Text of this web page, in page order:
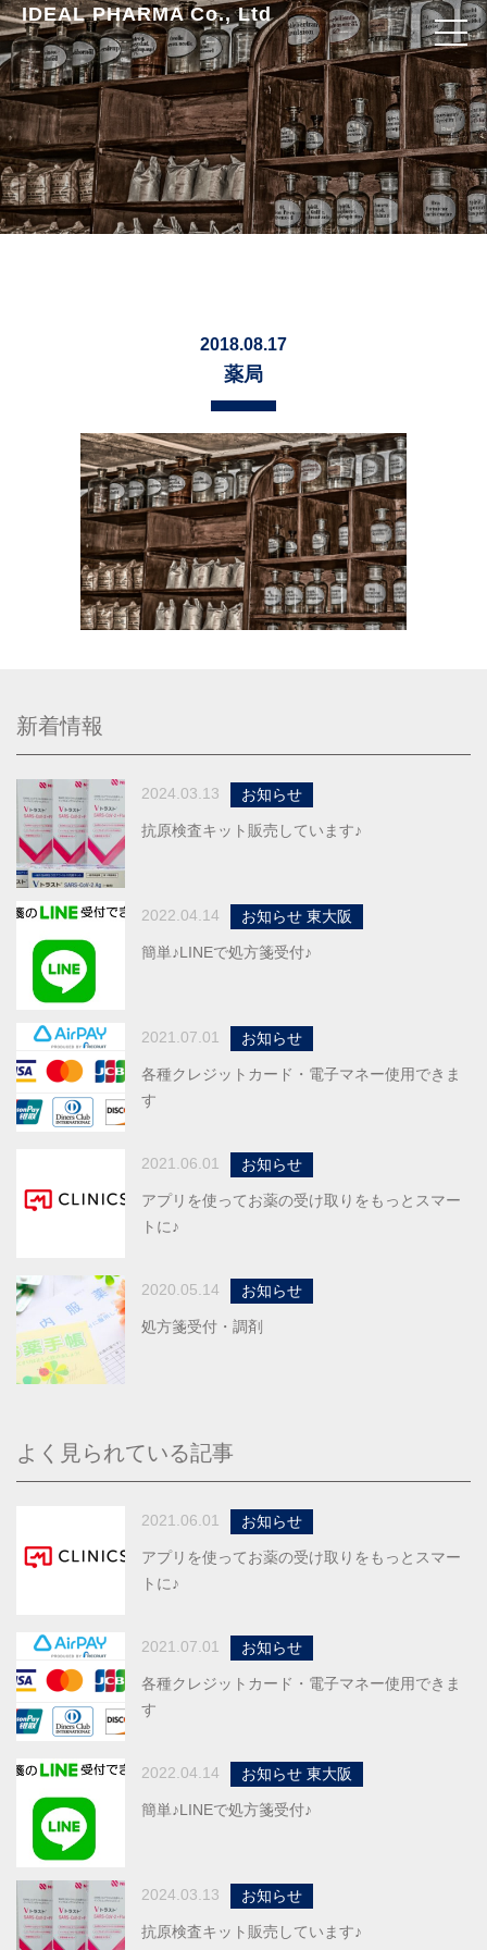
IDEAL PHARMA Co., Ltd
2018.08.17
薬局
新着情報
2024.03.13 お知らせ
抗原検査キット販売しています♪
2022.04.14 お知らせ 東大阪
簡単♪LINEで処方箋受付♪
2021.07.01 お知らせ
各種クレジットカード・電子マネー使用できま
す
2021.06.01 お知らせ
アプリを使ってお薬の受け取りをもっとスマー
トに♪
2020.05.14 お知らせ
処方箋受付・調剤
よく見られている記事
2021.06.01 お知らせ
アプリを使ってお薬の受け取りをもっとスマー
トに♪
2021.07.01 お知らせ
各種クレジットカード・電子マネー使用できま
す
2022.04.14 お知らせ 東大阪
簡単♪LINEで処方箋受付♪
2024.03.13 お知らせ
抗原検査キット販売しています♪